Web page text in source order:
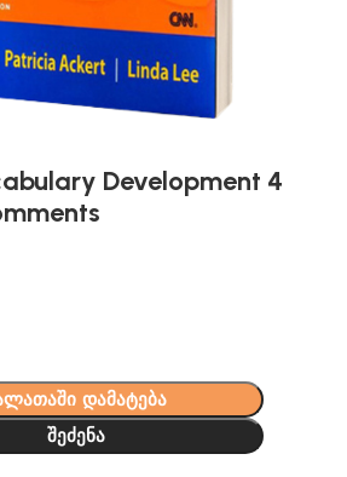
Development 4
დამატება
შეძენა